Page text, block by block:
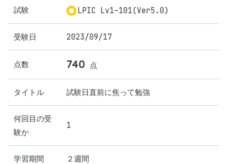
試験 LPIC Lv1-101(Ver5.0)
受験日 2023/09/17
点数 740 点
タイトル 試験日直前に焦って勉強
何回目の受
験か
1
学習期間 ２週間